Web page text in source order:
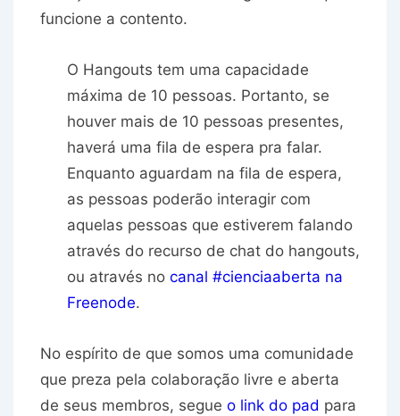
funcione a contento.
O Hangouts tem uma capacidade
máxima de 10 pessoas. Portanto, se
houver mais de 10 pessoas presentes,
haverá uma fila de espera pra falar.
Enquanto aguardam na fila de espera,
as pessoas poderão interagir com
aquelas pessoas que estiverem falando
através do recurso de chat do hangouts,
ou através no canal #cienciaaberta na
Freenode.
No espírito de que somos uma comunidade
que preza pela colaboração livre e aberta
de seus membros, segue o link do pad para